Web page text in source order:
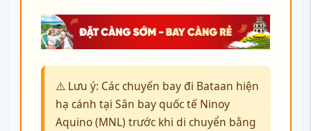
⚠️ Lưu ý: Các chuyến bay đi Bataan hiện
hạ cánh tại Sân bay quốc tế Ninoy
Aquino (MNL) trước khi di chuyển bằng